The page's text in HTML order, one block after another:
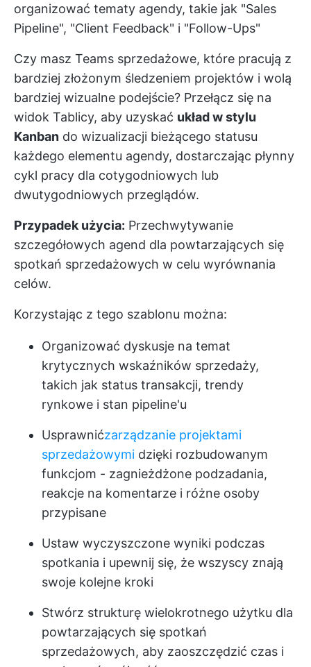
organizować tematy agendy, takie jak "Sales
Pipeline", "Client Feedback" i "Follow-Ups"
Czy masz Teams sprzedażowe, które pracują z
bardziej złożonym śledzeniem projektów i wolą
bardziej wizualne podejście? Przełącz się na
widok Tablicy, aby uzyskać układ w stylu
Kanban do wizualizacji bieżącego statusu
każdego elementu agendy, dostarczając płynny
cykl pracy dla cotygodniowych lub
dwutygodniowych przeglądów.
Przypadek użycia: Przechwytywanie
szczegółowych agend dla powtarzających się
spotkań sprzedażowych w celu wyrównania
celów.
Korzystając z tego szablonu można:
Organizować dyskusje na temat
krytycznych wskaźników sprzedaży,
takich jak status transakcji, trendy
rynkowe i stan pipeline'u
Usprawnićzarządzanie projektami
sprzedażowymi dzięki rozbudowanym
funkcjom - zagnieżdżone podzadania,
reakcje na komentarze i różne osoby
przypisane
Ustaw wyczyszczone wyniki podczas
spotkania i upewnij się, że wszyscy znają
swoje kolejne kroki
Stwórz strukturę wielokrotnego użytku dla
powtarzających się spotkań
sprzedażowych, aby zaoszczędzić czas i